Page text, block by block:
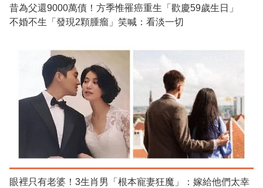
昔為父還9000萬債！方季惟罹癌重生「歡慶59歲生日」
不婚不生「發現2顆腫瘤」笑喊：看淡一切
眼裡只有老婆！3生肖男「根本寵妻狂魔」：嫁給他們太幸